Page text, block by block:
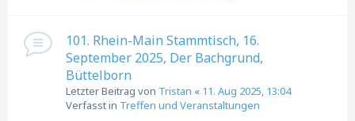
101. Rhein-Main Stammtisch, 16.
September 2025, Der Bachgrund,
Büttelborn
Letzter Beitrag von Tristan « 11. Aug 2025, 13:04
Verfasst in Treffen und Veranstaltungen